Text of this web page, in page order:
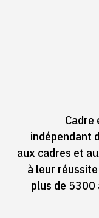
indépendant
aux cadres et
à leur
plus de